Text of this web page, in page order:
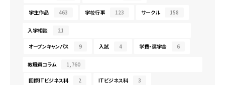
学生作品 463 学校行事 123 サークル 158
入学相談 21
オープンキャンパス 9 入試 4 学費・奨学金 6
教職員コラム 1,760
国際ITビジネス科 2 ITビジネス科 3